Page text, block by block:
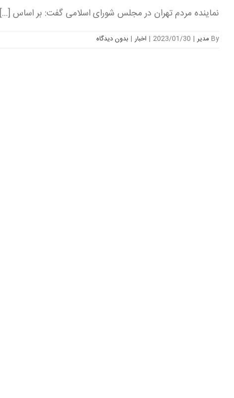
نماینده مردم تهران در مجلس شورای اسلامی گفت: بر اساس [...]
By مدیر |
2023/01/30
| اخبار | بدون ديدگاه